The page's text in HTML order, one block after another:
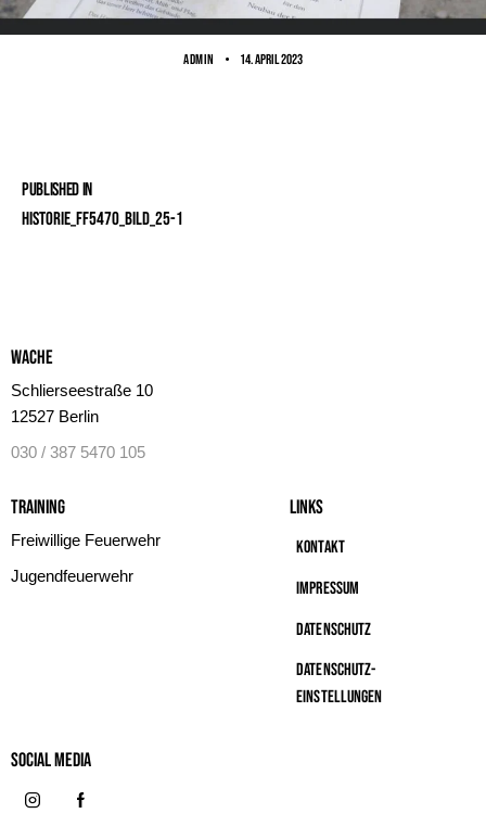
ADMIN 14. April 2023
Published in
Historie_FF5470_Bild_25-1
Wache
Schlierseestraße 10
12527 Berlin
030 / 387 5470 105
Training
Freiwillige Feuerwehr
Jugendfeuerwehr
Links
Kontakt
Impressum
Datenschutz
Datenschutz-
Einstellungen
Social MeDIA